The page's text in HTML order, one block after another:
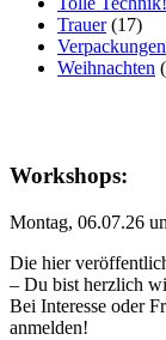
Trauer(17)
Verpackungen
Weihnachten
Workshops:
Montag, 06.07.26
Die hier
– Du bist herzlich
Bei Interesse oder
anmelden!